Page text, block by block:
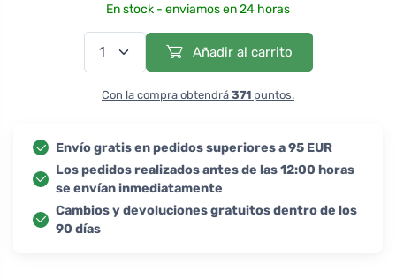
En stock - enviamos en 24 horas
Añadir al carrito
Con la compra obtendrá 371 puntos.
Envío gratis en pedidos superiores a 95 EUR
Los pedidos realizados antes de las 12:00 horas
se envían inmediatamente
Cambios y devoluciones gratuitos dentro de los
90 días